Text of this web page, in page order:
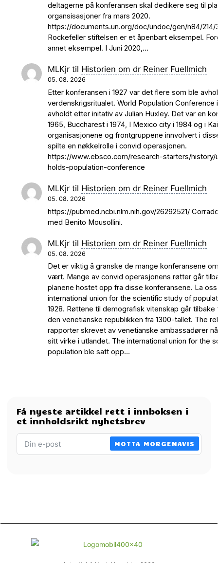
deltagerne på konferansen skal dedikere seg til
organsisasjoner fra mars 2020.
https://documents.un.org/doc/undoc/gen/n84/
Rockefeller stiftelsen er et åpenbart eksempel.
annet eksempel. I Juni 2020,…
MLKjr til Historien om dr Reiner Fuellmich
05. 08. 2026
Etter konferansen i 1927 var det flere som ble
verdenskrigsritualet. World Population Conference
avholdt etter initativ av Julian Huxley. Det var en
1965, Buccharest i 1974, I Mexico city i 1984 og i
organisasjonene og frontgruppene innvolvert i
spilte en nøkkelrolle i convid operasjonen.
https://www.ebsco.com/research-starters/
holds-population-conference
MLKjr til Historien om dr Reiner Fuellmich
05. 08. 2026
https://pubmed.ncbi.nlm.nih.gov/26292521/
med Benito Mousollini.
MLKjr til Historien om dr Reiner Fuellmich
05. 08. 2026
Det er viktig å granske de mange konferansene
vært. Mange av convid operasjonens røtter går
planene hostet opp fra disse konferansene. La
international union for the scientific study of
1928. Røttene til demografisk vitenskap går tilbake
den venetianske republikken fra 1300-tallet. The
rapporter skrevet av venetianske ambassadører
sitt virke i utlandet. The international union for the
population ble satt opp…
Få nyeste artikkel rett i innboksen i
et innholdsrikt nyhetsbrev
MOTTA MORGENAVIS